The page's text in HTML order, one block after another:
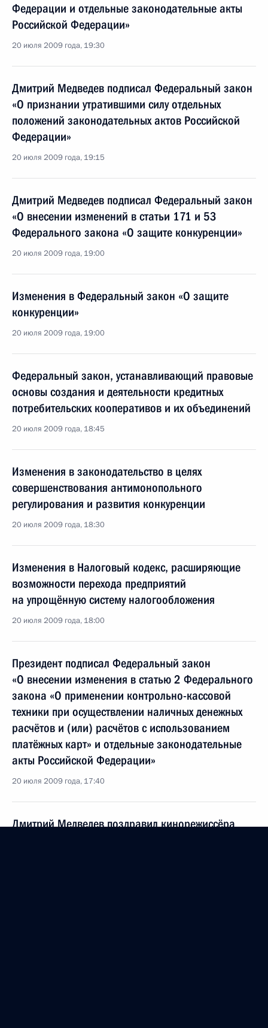
Федерации и отдельные законодательные акты
Российской Федерации»
20 июля 2009 года, 19:30
Дмитрий Медведев подписал Федеральный закон
«О признании утратившими силу отдельных
положений законодательных актов Российской
Федерации»
20 июля 2009 года, 19:15
Дмитрий Медведев подписал Федеральный закон
«О внесении изменений в статьи 171 и 53
Федерального закона «О защите конкуренции»
20 июля 2009 года, 19:00
Изменения в Федеральный закон «О защите
конкуренции»
20 июля 2009 года, 19:00
Федеральный закон, устанавливающий правовые
основы создания и деятельности кредитных
потребительских кооперативов и их объединений
20 июля 2009 года, 18:45
Изменения в законодательство в целях
совершенствования антимонопольного
регулирования и развития конкуренции
20 июля 2009 года, 18:30
Изменения в Налоговый кодекс, расширяющие
возможности перехода предприятий
на упрощённую систему налогообложения
20 июля 2009 года, 18:00
Президент подписал Федеральный закон
«О внесении изменения в статью 2 Федерального
закона «О применении контрольно-кассовой
техники при осуществлении наличных денежных
расчётов и (или) расчётов с использованием
платёжных карт» и отдельные законодательные
акты Российской Федерации»
20 июля 2009 года, 17:40
Дмитрий Медведев поздравил кинорежиссёра